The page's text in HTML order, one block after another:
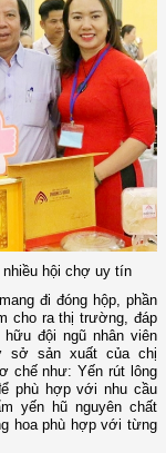
hội chợ uy tín
đi đóng hộp, phần
cho ra thị trường, đáp
đội ngũ nhân viên
sở sản xuất của chị
chế như: Yến rút lông
phù hợp với nhu cầu
yến hũ nguyên chất
hoa phù hợp với từng